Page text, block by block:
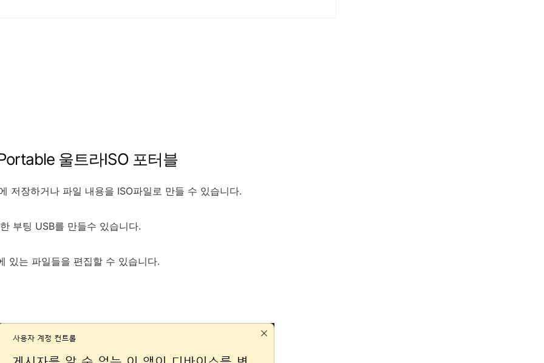
울트라ISO 포터블
저장하거나 파일 내용을 ISO파일로 만들 수 있습니다.
부팅 USB를 만들수 있습니다.
있는 파일들을 편집할 수 있습니다.